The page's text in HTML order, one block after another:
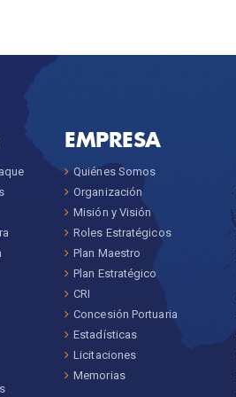
EMPRESA
Quiénes Somos
Organización
Misión y Visión
Roles Estratégicos
Plan Maestro
Plan Estratégico
CRI
Concesión Portuaria
Estadísticas
Licitaciones
Memorias